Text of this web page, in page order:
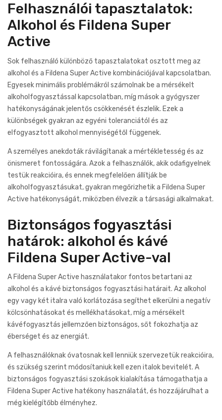
Felhasználói tapasztalatok:
Alkohol és Fildena Super
Active
Sok felhasználó különböző tapasztalatokat osztott meg az
alkohol és a Fildena Super Active kombinációjával kapcsolatban.
Egyesek minimális problémákról számolnak be a mérsékelt
alkoholfogyasztással kapcsolatban, míg mások a gyógyszer
hatékonyságának jelentős csökkenését észlelik. Ezek a
különbségek gyakran az egyéni toleranciától és az
elfogyasztott alkohol mennyiségétől függenek.
A személyes anekdoták rávilágítanak a mértékletesség és az
önismeret fontosságára. Azok a felhasználók, akik odafigyelnek
testük reakcióira, és ennek megfelelően állítják be
alkoholfogyasztásukat, gyakran megőrizhetik a Fildena Super
Active hatékonyságát, miközben élvezik a társasági alkalmakat.
Biztonságos fogyasztási
határok: alkohol és kávé
Fildena Super Active-val
A Fildena Super Active használatakor fontos betartani az
alkohol és a kávé biztonságos fogyasztási határait. Az alkohol
egy vagy két italra való korlátozása segíthet elkerülni a negatív
kölcsönhatásokat és mellékhatásokat, míg a mérsékelt
kávéfogyasztás jellemzően biztonságos, sőt fokozhatja az
éberséget és az energiát.
A felhasználóknak óvatosnak kell lenniük szervezetük reakcióira,
és szükség szerint módosítaniuk kell ezen italok bevitelét. A
biztonságos fogyasztási szokások kialakítása támogathatja a
Fildena Super Active hatékony használatát, és hozzájárulhat a
még kielégítőbb élményhez.